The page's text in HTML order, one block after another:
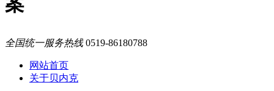
全国统一服务热线0519-86180788
网站首页
关于贝内克